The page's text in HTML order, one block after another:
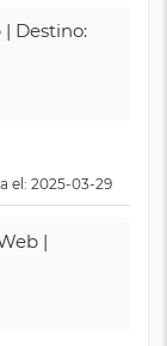
| Destino:
el: 2025-03-29
|